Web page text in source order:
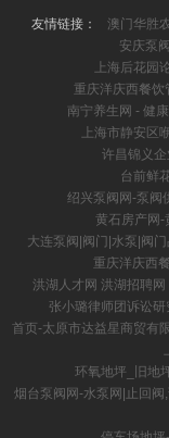
牛奶粥**
蜂蜜或生
多口感，
阳市艺贝机
友情链接： 澳门华胜
安庆泵
上海后花园
重庆洋庆西餐饮
南宁养生网 - 健
上海市静安区
许昌锦义
台前鲜
绍兴泵阀网-泵阀
黄石房产网-
大连泵阀|阀门|水泵|阀
重庆洋庆西
洪湖人才网 洪湖招聘网
张小璐律师团诉讼研
首页-太原市达益星商贸有
环氧地坪_旧地
烟台泵阀网-水泵网|止回阀